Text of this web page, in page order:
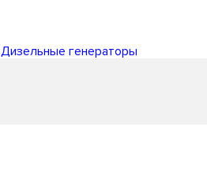
Дизельные генераторы